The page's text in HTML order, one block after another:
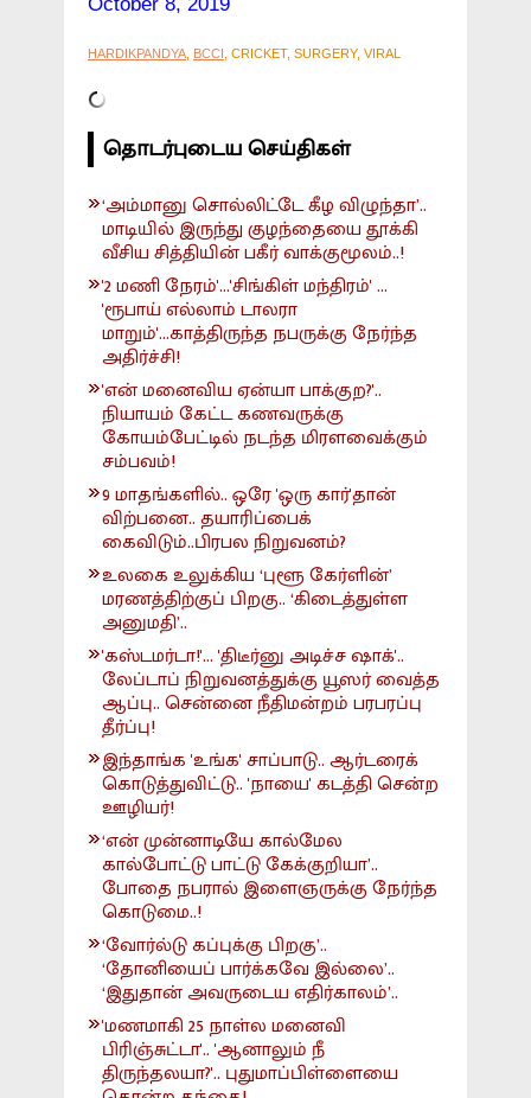
October 8, 2019
HARDIKPANDYA, BCCI , CRICKET, SURGERY, VIRAL
தொடர்புடைய செய்திகள்
‘அம்மானு சொல்லிட்டே கீழ விழுந்தா’..
மாடியில் இருந்து குழந்தையை தூக்கி
வீசிய சித்தியின் பகீர் வாக்குமூலம்..!
'2 மணி நேரம்'...'சிங்கிள் மந்திரம்' ...
'ரூபாய் எல்லாம் டாலரா
மாறும்'...காத்திருந்த நபருக்கு நேர்ந்த
அதிர்ச்சி!
'என் மனைவிய ஏன்யா பாக்குற?'..
நியாயம் கேட்ட கணவருக்கு
கோயம்பேட்டில் நடந்த மிரளவைக்கும்
சம்பவம்!
9 மாதங்களில்.. ஒரே 'ஒரு கார்'தான்
விற்பனை.. தயாரிப்பைக்
கைவிடும்..பிரபல நிறுவனம்?
உலகை உலுக்கிய ‘புளூ கேர்ளின்’
மரணத்திற்குப் பிறகு.. ‘கிடைத்துள்ள
அனுமதி’..
'கஸ்டமர்டா!'... 'திடீர்னு அடிச்ச ஷாக்'..
லேப்டாப் நிறுவனத்துக்கு யூஸர் வைத்த
ஆப்பு.. சென்னை நீதிமன்றம் பரபரப்பு
தீர்ப்பு!
இந்தாங்க 'உங்க' சாப்பாடு.. ஆர்டரைக்
கொடுத்துவிட்டு.. 'நாயை' கடத்தி சென்ற
ஊழியர்!
‘என் முன்னாடியே கால்மேல
கால்போட்டு பாட்டு கேக்குறியா’..
போதை நபரால் இளைஞருக்கு நேர்ந்த
கொடுமை..!
‘வோர்ல்டு கப்புக்கு பிறகு’..
‘தோனியைப் பார்க்கவே இல்லை’..
‘இதுதான் அவருடைய எதிர்காலம்’..
'மணமாகி 25 நாள்ல மனைவி
பிரிஞ்சுட்டா'.. 'ஆனாலும் நீ
திருந்தலயா?'.. புதுமாப்பிள்ளையை